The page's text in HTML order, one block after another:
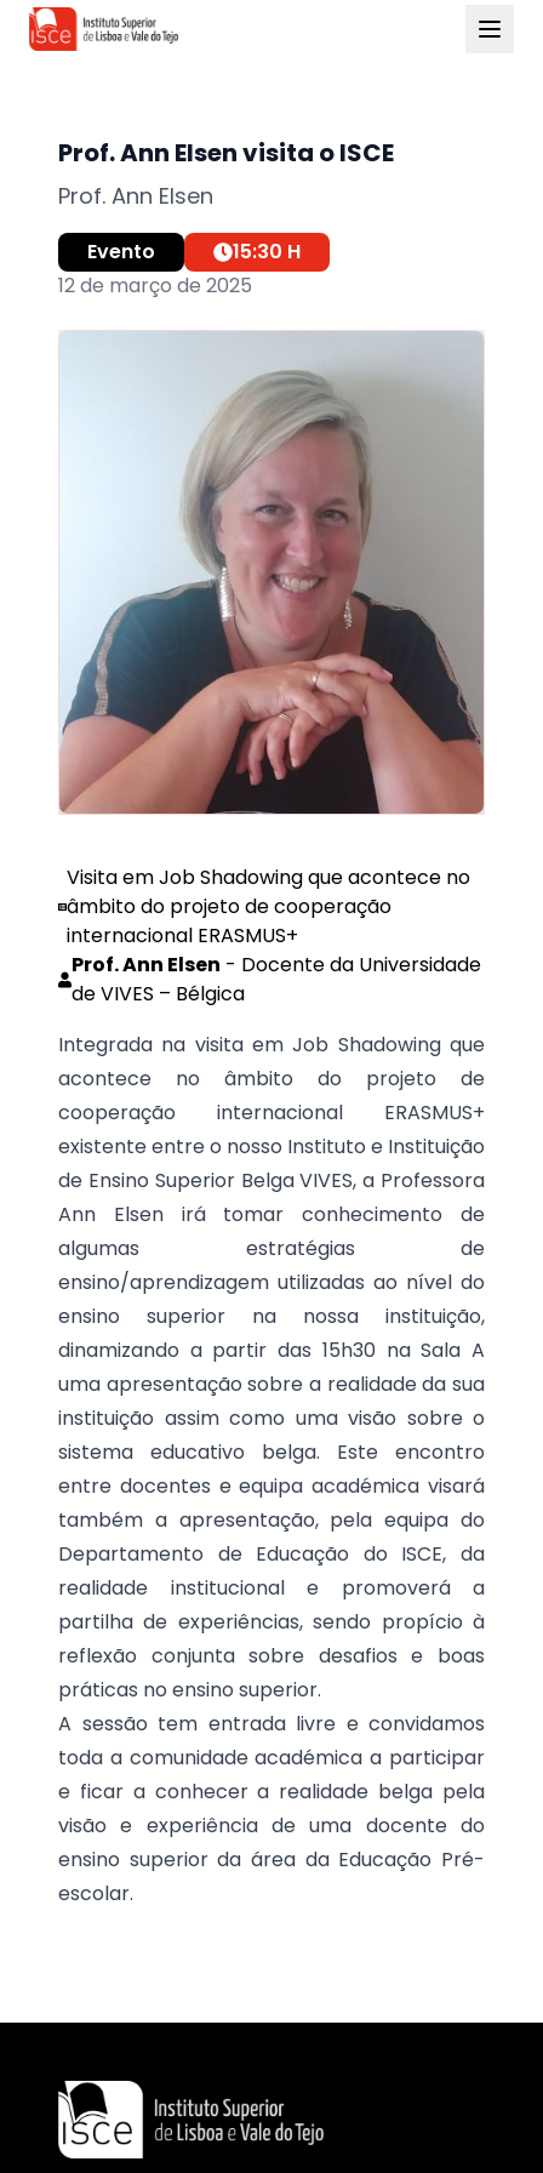
Prof. Ann Elsen visita o ISCE
Prof. Ann Elsen
Evento 15:30 H
12 de março de 2025
Visita em Job Shadowing que acontece no
âmbito do projeto de cooperação
internacional ERASMUS+
Prof. Ann Elsen - Docente da Universidade
de VIVES – Bélgica
Integrada na visita em Job Shadowing que
acontece no âmbito do projeto de
cooperação internacional ERASMUS+
existente entre o nosso Instituto e Instituição
de Ensino Superior Belga VIVES, a Professora
Ann Elsen irá tomar conhecimento de
algumas estratégias de
ensino/aprendizagem utilizadas ao nível do
ensino superior na nossa instituição,
dinamizando a partir das 15h30 na Sala A
uma apresentação sobre a realidade da sua
instituição assim como uma visão sobre o
sistema educativo belga. Este encontro
entre docentes e equipa académica visará
também a apresentação, pela equipa do
Departamento de Educação do ISCE, da
realidade institucional e promoverá a
partilha de experiências, sendo propício à
reflexão conjunta sobre desafios e boas
práticas no ensino superior.
A sessão tem entrada livre e convidamos
toda a comunidade académica a participar
e ficar a conhecer a realidade belga pela
visão e experiência de uma docente do
ensino superior da área da Educação Pré-
escolar.